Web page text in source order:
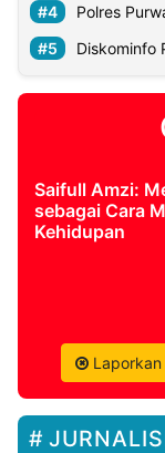
Polres
Diskominfo
Saifull Amzi:
sebagai Cara
Kehidupan